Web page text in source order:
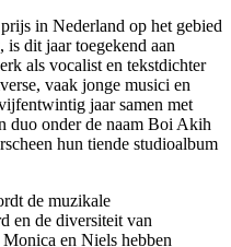
in Nederland op het gebied
dit jaar toegekend aan
als vocalist en tekstdichter
vaak jonge musici en
jaar samen met
duo onder de naam Boi Akih
hun tiende studioalbum
de muzikale
en de diversiteit van
en Niels hebben